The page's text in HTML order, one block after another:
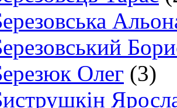
Олег (3)